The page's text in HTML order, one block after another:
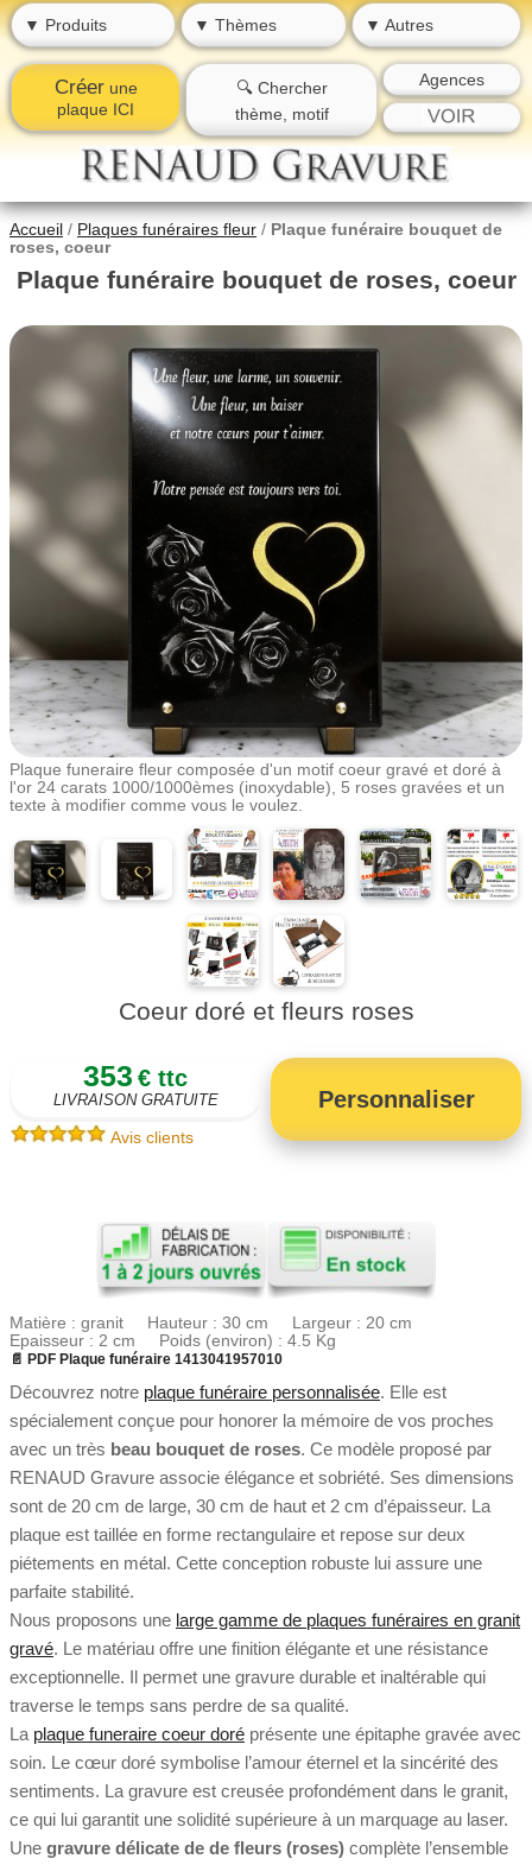
▼ Produits ▼ Thèmes ▼ Autres
Créerune
plaque ICI
🔍 Chercher
thème, motif
Agences
Accueil / Plaques funéraires fleur / Plaque funéraire bouquet de
roses, coeur
Plaque funéraire bouquet de roses, coeur
Plaque funeraire fleur composée d'un motif coeur gravé et doré à
l'or 24 carats 1000/1000èmes (inoxydable), 5 roses gravées et un
texte à modifier comme vous le voulez.
Coeur doré et fleurs roses
353 € ttc
LIVRAISON GRATUITE Personnaliser
Avis clients
Matière : granit Hauteur : 30 cm Largeur : 20 cm
Epaisseur : 2 cm Poids (environ) : 4.5 Kg
📄 PDF Plaque funéraire 1413041957010
Découvrez notre plaque funéraire personnalisée. Elle est
spécialement conçue pour honorer la mémoire de vos proches
avec un très beau bouquet de roses. Ce modèle proposé par
RENAUD Gravure associe élégance et sobriété. Ses dimensions
sont de 20 cm de large, 30 cm de haut et 2 cm d’épaisseur. La
plaque est taillée en forme rectangulaire et repose sur deux
piétements en métal. Cette conception robuste lui assure une
parfaite stabilité.
Nous proposons une large gamme de plaques funéraires en granit
gravé. Le matériau offre une finition élégante et une résistance
exceptionnelle. Il permet une gravure durable et inaltérable qui
traverse le temps sans perdre de sa qualité.
La plaque funeraire coeur doré présente une épitaphe gravée avec
soin. Le cœur doré symbolise l’amour éternel et la sincérité des
sentiments. La gravure est creusée profondément dans le granit,
ce qui lui garantit une solidité supérieure à un marquage au laser.
Une gravure délicate de de fleurs (roses) complète l’ensemble